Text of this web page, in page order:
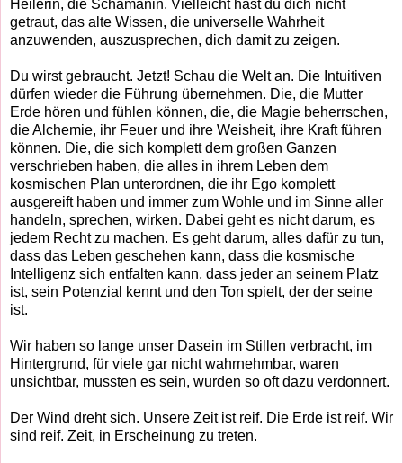
Heilerin, die Schamanin. Vielleicht hast du dich nicht
getraut, das alte Wissen, die universelle Wahrheit
anzuwenden, auszusprechen, dich damit zu zeigen.
Du wirst gebraucht. Jetzt! Schau die Welt an. Die Intuitiven
dürfen wieder die Führung übernehmen. Die, die Mutter
Erde hören und fühlen können, die, die Magie beherrschen,
die Alchemie, ihr Feuer und ihre Weisheit, ihre Kraft führen
können. Die, die sich komplett dem großen Ganzen
verschrieben haben, die alles in ihrem Leben dem
kosmischen Plan unterordnen, die ihr Ego komplett
ausgereift haben und immer zum Wohle und im Sinne aller
handeln, sprechen, wirken. Dabei geht es nicht darum, es
jedem Recht zu machen. Es geht darum, alles dafür zu tun,
dass das Leben geschehen kann, dass die kosmische
Intelligenz sich entfalten kann, dass jeder an seinem Platz
ist, sein Potenzial kennt und den Ton spielt, der der seine
ist.
Wir haben so lange unser Dasein im Stillen verbracht, im
Hintergrund, für viele gar nicht wahrnehmbar, waren
unsichtbar, mussten es sein, wurden so oft dazu verdonnert.
Der Wind dreht sich. Unsere Zeit ist reif. Die Erde ist reif. Wir
sind reif. Zeit, in Erscheinung zu treten.